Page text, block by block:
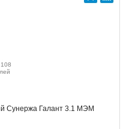
108
Сунержа Галант 3.1 МЭМ